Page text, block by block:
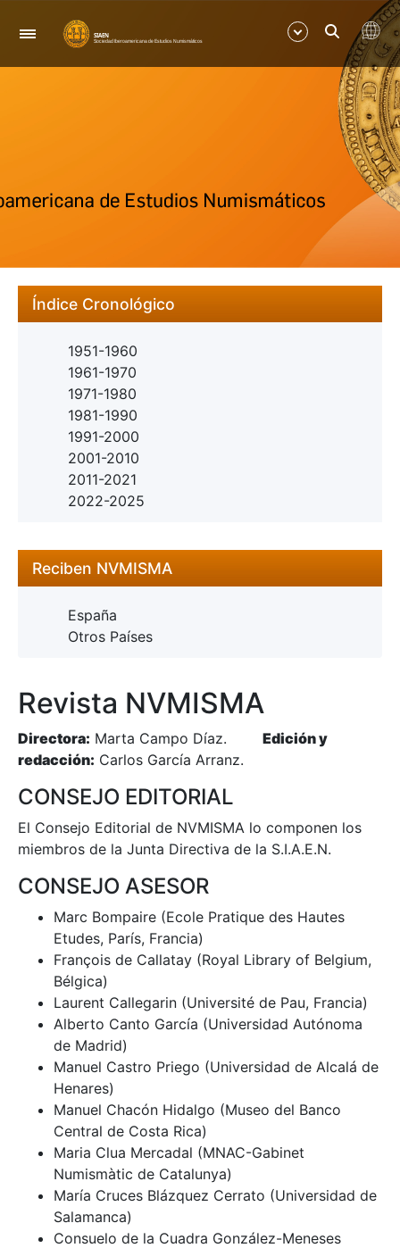
Navegació
Mostra/Amaga
Índice Cronológico
1951-1960
1961-1970
1971-1980
1981-1990
1991-2000
2001-2010
2011-2021
2022-2025
Reciben NVMISMA
España
Otros Países
Revista NVMISMA
Directora: Marta Campo Díaz. Edición y
redacción: Carlos García Arranz.
CONSEJO EDITORIAL
El Consejo Editorial de NVMISMA lo componen los
miembros de la Junta Directiva de la S.I.A.E.N.
CONSEJO ASESOR
Marc Bompaire (Ecole Pratique des Hautes
Etudes, París, Francia)
François de Callatay (Royal Library of Belgium,
Bélgica)
Laurent Callegarin (Université de Pau, Francia)
Alberto Canto García (Universidad Autónoma
de Madrid)
Manuel Castro Priego (Universidad de Alcalá de
Henares)
Manuel Chacón Hidalgo (Museo del Banco
Central de Costa Rica)
Maria Clua Mercadal (MNAC-Gabinet
Numismàtic de Catalunya)
María Cruces Blázquez Cerrato (Universidad de
Salamanca)
Consuelo de la Cuadra González-Meneses